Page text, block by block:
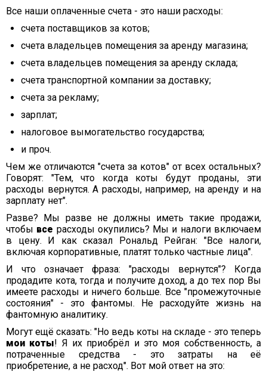
Все наши оплаченные счета - это наши расходы:
счета поставщиков за котов;
счета владельцев помещения за аренду магазина;
счета владельцев помещения за аренду склада;
счета транспортной компании за доставку;
счета за рекламу;
зарплат;
налоговое вымогательство государства;
и проч.
Чем же отличаются "счета за котов" от всех остальных?
Говорят: "Тем, что когда коты будут проданы, эти
расходы вернутся. А расходы, например, на аренду и на
зарплату нет".
Разве? Мы разве не должны иметь такие продажи,
чтобы все расходы окупились? Мы и налоги включаем
в цену. И как сказал Рональд Рейган: "Все налоги,
включая корпоративные, платят только частные лица".
И что означает фраза: "расходы вернутся"? Когда
продадите кота, тогда и получите доход, а до тех пор Вы
имеете расходы и ничего больше. Все "промежуточные
состояния" - это фантомы. Не расходуйте жизнь на
фантомную аналитику.
Могут ещё сказать: "Но ведь коты на складе - это теперь
мои коты! Я их приобрёл и это моя собственность, а
потраченные средства - это затраты на её
приобретение, а не расход". Вот мой ответ на это: